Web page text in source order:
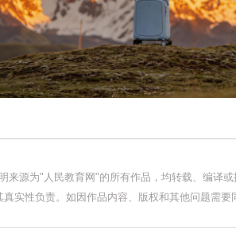
来源为"人民教育网"的所有作品，均转载、编译
实性负责。如因作品内容、版权和其他问题需